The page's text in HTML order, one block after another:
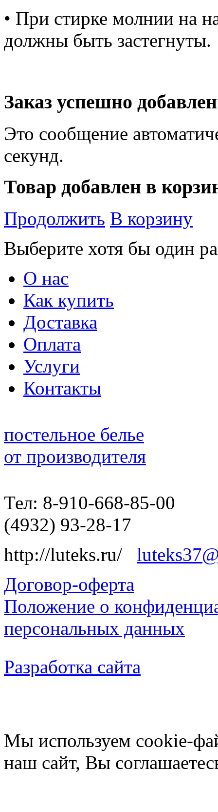
• При стирке молнии на
должны быть застегнуты.
Заказ успешно
Это сообщение
секунд.
Товар добавлен в
Продолжить В корзину
Выберите хотя бы один
О нас
Как купить
Доставка
Оплата
Услуги
Контакты
постельное белье
от производителя
Тел: 8-910-668-85-00
(4932) 93-28-17
http://luteks.ru/
Договор-оферта
Положение о
персональных данных
Разработка сайта
Мы используем cookie-
наш сайт, Вы